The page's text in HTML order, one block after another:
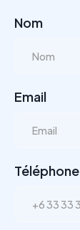
Nom
Email
Téléphone